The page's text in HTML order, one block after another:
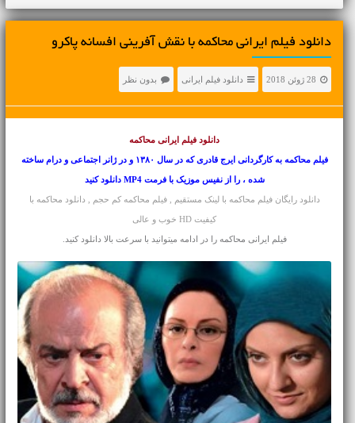
دانلود فیلم ایرانی محاکمه با نقش آفرینی افسانه پاکرو
28 ژوئن 2018 دانلود فیلم ایرانی بدون نظر
دانلود فیلم ایرانیمحاکمه
فیلم محاکمه به کارگردانی ایرج قادری که در سال ۱۳۸۰ و در ژانر اجتماعی و درام ساخته
شده ، را از نفیس موزیک با فرمت MP4 دانلود کنید
دانلود رایگان فیلم محاکمه با لینک مستقیم , فیلم محاکمه کم حجم , دانلود محاکمه با
کیفیت HD خوب و عالی
فیلم ایرانی محاکمه را در ادامه میتوانید با سرعت بالا دانلود کنید.